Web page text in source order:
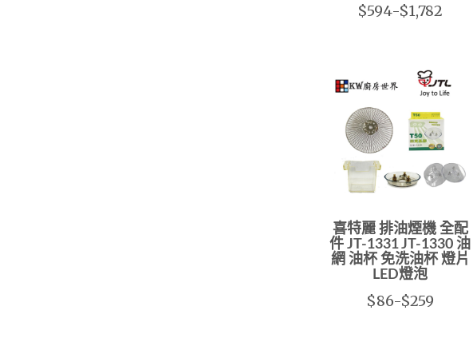
$594-$1,782
喜特麗 排油煙機 全配
件 JT-1331 JT-1330 油
網 油杯 免洗油杯 燈片
LED燈泡
$86-$259